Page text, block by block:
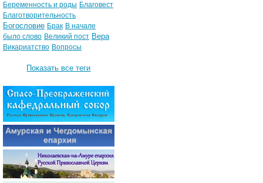
Беременность и роды Благовест
Благотворительность
Богословие Брак В начале
было слово Великий пост Вера
Викариатство Вопросы
Показать все теги